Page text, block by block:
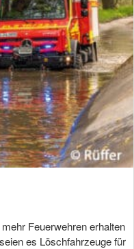
Feuerwehren erhalten
es Löschfahrzeuge für